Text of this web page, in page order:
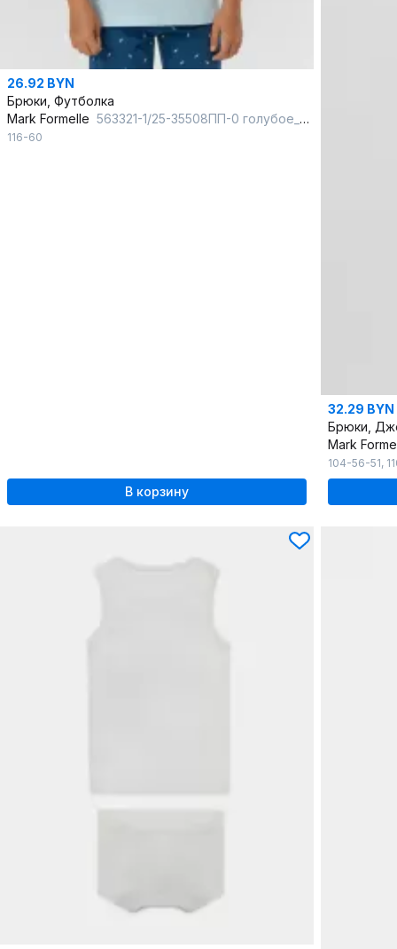
26.92 BYN
Брюки, Футболка
Mark Formelle 563321-1/25-35508ПП-0 голубое_небо_молнии_на_синем_3_сл_на_пол
116-60
В корзину
32.29 BYN
Брюки,
Mark
104-56-51,